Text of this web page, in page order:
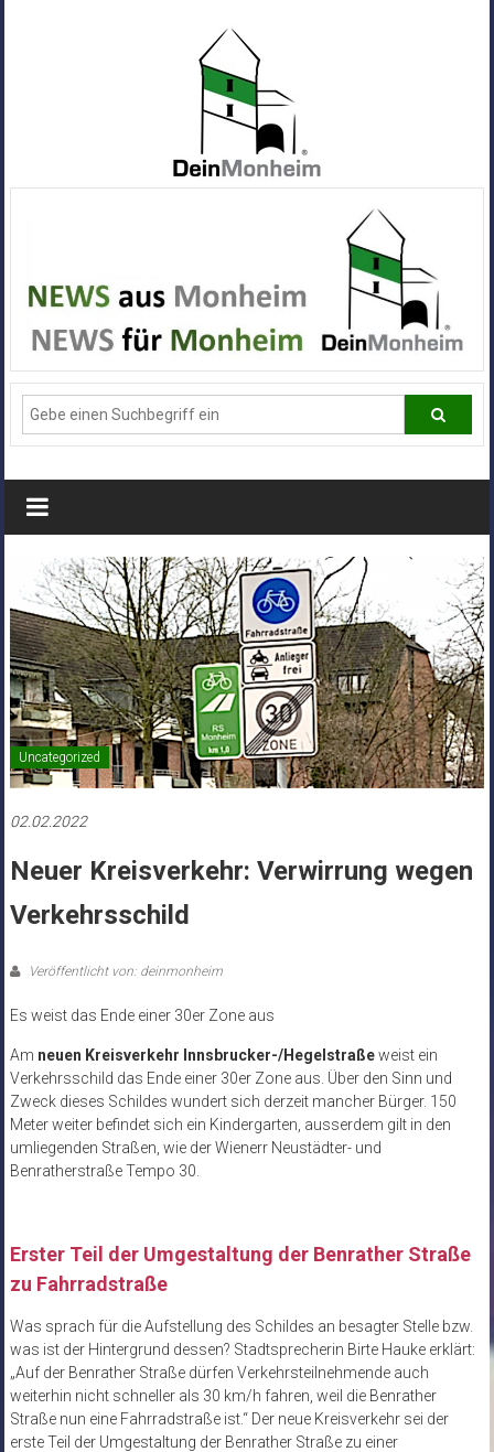
Alle
News
aus
Deiner
Stadt
Monheim
Uncategorized
02.02.2022
Neuer Kreisverkehr: Verwirrung wegen
Verkehrsschild
Veröffentlicht von: deinmonheim
Es weist das Ende einer 30er Zone aus
Am neuen Kreisverkehr Innsbrucker-/Hegelstraßeweist ein
Verkehrsschild das Ende einer 30er Zone aus. Über den Sinn und
Zweck dieses Schildes wundert sich derzeit mancher Bürger. 150
Meter weiter befindet sich ein Kindergarten, ausserdem gilt in den
umliegenden Straßen, wie der Wienerr Neustädter- und
Benratherstraße Tempo 30.
Erster Teil der Umgestaltung der Benrather Straße
zu Fahrradstraße
Was sprach für die Aufstellung des Schildes an besagter Stelle bzw.
was ist der Hintergrund dessen? Stadtsprecherin Birte Hauke erklärt:
„Auf der Benrather Straße dürfen Verkehrsteilnehmende auch
weiterhin nicht schneller als 30 km/h fahren, weil die Benrather
Straße nun eine Fahrradstraße ist.“ Der neue Kreisverkehr sei der
erste Teil der Umgestaltung der Benrather Straße zu einer